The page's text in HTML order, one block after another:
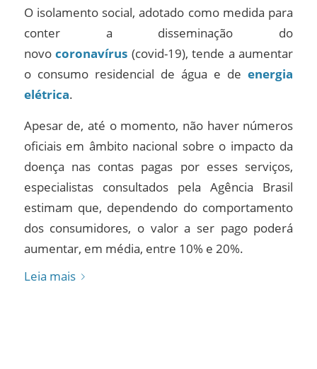
O isolamento social, adotado como medida para
conter a disseminação do
novocoronavírus (covid-19), tende a aumentar
o consumo residencial de água e deenergia
elétrica.
Apesar de, até o momento, não haver números
oficiais em âmbito nacional sobre o impacto da
doença nas contas pagas por esses serviços,
especialistas consultados pela Agência Brasil
estimam que, dependendo do comportamento
dos consumidores, o valor a ser pago poderá
aumentar, em média, entre 10% e 20%.
Leia mais